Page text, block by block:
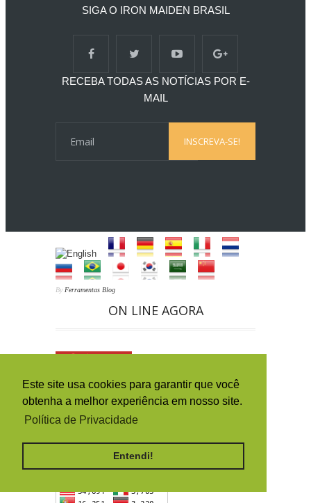
Este site usa cookies para garantir que você
obtenha a melhor experiência em nosso site.
Política de Privacidade
Entendi!
SIGA O IRON MAIDEN BRASIL
RECEBA TODAS AS NOTÍCIAS POR E-
MAIL
By Ferramentas Blog
ON LINE AGORA
HISTÓRICO DA ORIGEM DOS
ACESSOS (PAÍSES)